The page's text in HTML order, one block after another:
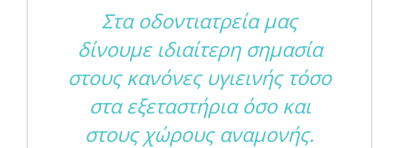
Στα οδοντιατρεία μας
δίνουμε ιδιαίτερη σημασία
στους κανόνες υγιεινής τόσο
στα εξεταστήρια όσο και
στους χώρους αναμονής.